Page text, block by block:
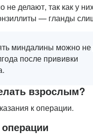
не делают, так как у
— гланды
миндалины можно
после прививки
взрослым?
к операции.